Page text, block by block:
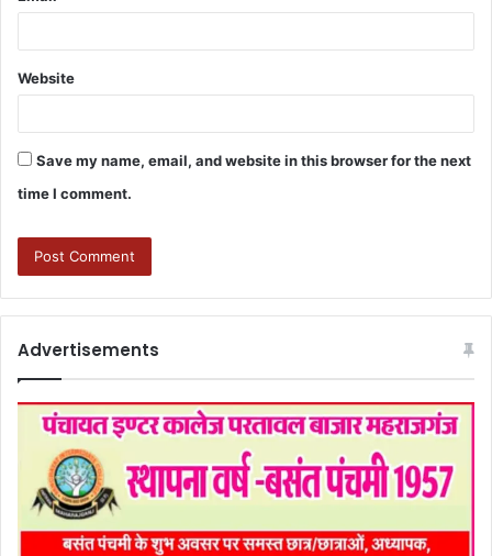
Website
Save my name, email, and website in this browser for the next
time I comment.
Advertisements